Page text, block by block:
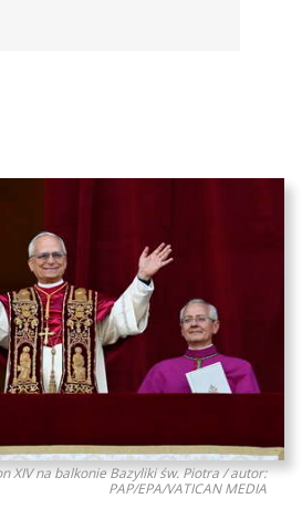
XIV na balkonie Bazyliki św. Piotra / autor:
PAP/EPA/VATICAN MEDIA